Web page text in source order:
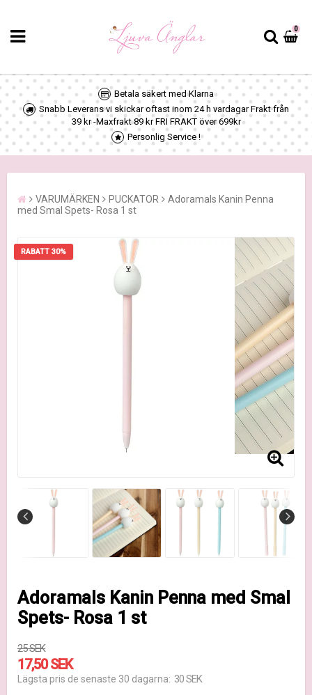
0
Betala säkert med Klarna
Snabb Leverans vi skickar oftast inom 24 h vardagar Frakt från
39 kr -Maxfrakt 89 kr FRI FRAKT över 699kr
Personlig Service !
VARUMÄRKEN PUCKATOR
Adoramals Kanin Penna
med Smal Spets- Rosa 1 st
RABATT 30%
Adoramals Kanin Penna med Smal
Spets- Rosa 1 st
25 SEK
17,50 SEK
Lägsta pris de senaste 30 dagarna 30 SEK